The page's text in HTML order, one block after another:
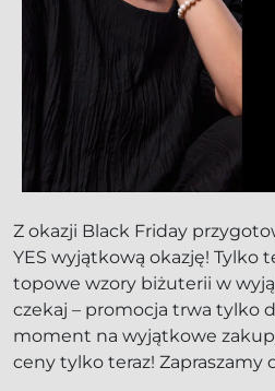
Z okazji Black Friday
YES wyjątkową okazję! Tylko
topowe wzory biżuterii w
czekaj – promocja trwa tylko
moment na wyjątkowe
ceny tylko teraz! Zapraszamy